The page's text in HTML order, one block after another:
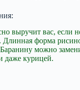
выручит вас, если
форма
можно
даже курицей.